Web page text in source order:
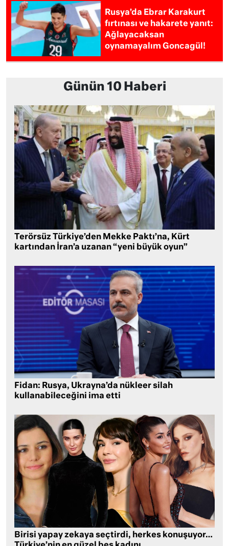
Rusya’da Ebrar Karakurt
fırtınası ve hakarete yanıt:
Ağlayacaksan
oynamayalım Goncagül!
Günün 10 Haberi
Terörsüz Türkiye’den Mekke Paktı’na, Kürt
kartından İran’a uzanan “yeni büyük oyun”
Fidan: Rusya, Ukrayna’da nükleer silah
kullanabileceğini ima etti
Birisi yapay zekaya seçtirdi, herkes konuşuyor…